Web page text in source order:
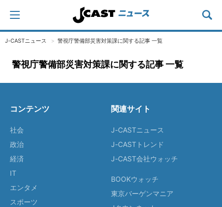
J-CASTニュース 警視庁警備部災害対策課に関する記事 一覧
警視庁警備部災害対策課に関する記事 一覧
コンテンツ
社会
政治
経済
IT
エンタメ
スポーツ
関連サイト
J-CASTニュース
J-CASTトレンド
J-CAST会社ウォッチ
BOOKウォッチ
東京バーゲンマニア